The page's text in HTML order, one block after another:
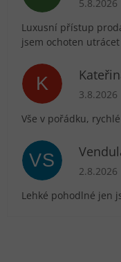
5.8.2026
Luxusní přístup
jsem ochoten
K
3.8.2026
Vše v pořádku,
VS
2.8.2026
Lehké pohodlné jen